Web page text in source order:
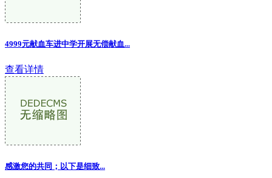
4999元献血车进中学开展无偿献血...
查看详情
感激您的共同；以下是细致...